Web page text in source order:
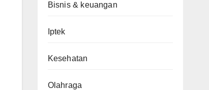
Bisnis & keuangan
Iptek
Kesehatan
Olahraga